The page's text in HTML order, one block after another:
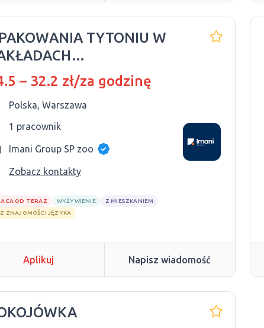
TYTONIU W
– 32.2 zł/za godzinę
Polska, Warszawa
1 pracownik
Imani Group SP zoo
Zobacz kontakty
OD TERAZ WYŻYWIENIE
Z MIESZKANIEM
ZNAJOMOŚCI JĘZYKA
Aplikuj Napisz wiadomość